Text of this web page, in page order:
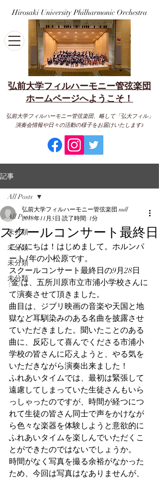
弘前大学フィルハーモニー管弦楽団
​ホームページへようこそ！
Hirosaki University Philharmonic Orchestra
弘前大学フィルハーモニー管弦楽団、略して「弘大フィル」
演奏会情報や日々の活動の様子をお届けいたします♪
記事
All Posts
未分類
未分類
未分類
未分類
All Posts
スクールコンサート最終日
弘前大学フィルハーモニー管弦楽団 null
2018年11月5日 読了時間: 1分
こんにちは！はじめまして。ホルンパ
ート1年の小松原です。
スクールコンサート最終日の9月28日
(金)は、五所川原市立市浦小学校さんに
て演奏させて頂きました。
曲目は、ジブリ映画の音楽や天国と地
獄など耳馴染みのある名曲を披露させ
ていただきました。聞いたことのある
曲に、反応して喜んでくださる市浦小
学校の皆さんに応えようと、やる気を
いただきながら演奏出来ました！
ふれあいタイムでは、最初は緊張して
遠慮してしまっていた生徒さんもいら
っしゃったのですが、時間が経つにつ
れて生徒の皆さん同士で声をかけなが
ら色々な楽器を体験しようと意欲的に
ふれあいタイムを楽しんでいただくこ
とができたのではないでしょうか。
時間がなく写真を撮る余裕がなかった
ため、今回は写真はなありませんが、